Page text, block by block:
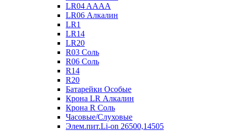
LR04 AAAA
LR06 Алкалин
LR1
LR14
LR20
R03 Соль
R06 Соль
R14
R20
Батарейки Особые
Крона LR Алкалин
Крона R Соль
Часовые/Слуховые
Элем.пит.Li-on 26500,14505